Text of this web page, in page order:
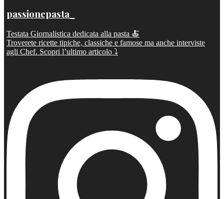
passionepasta_
Testata Giornalistica dedicata alla pasta 🍝
Troverete ricette tipiche, classiche e famose ma anche interviste
agli Chef. Scopri l’ultimo articolo ⤵️